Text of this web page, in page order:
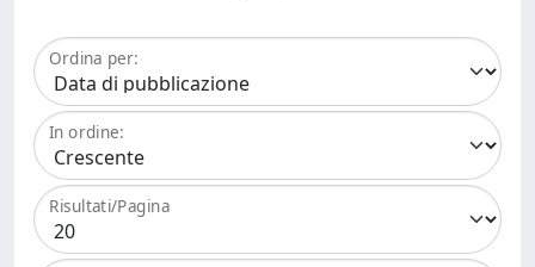
Ordina per:
In ordine:
Risultati/Pagina